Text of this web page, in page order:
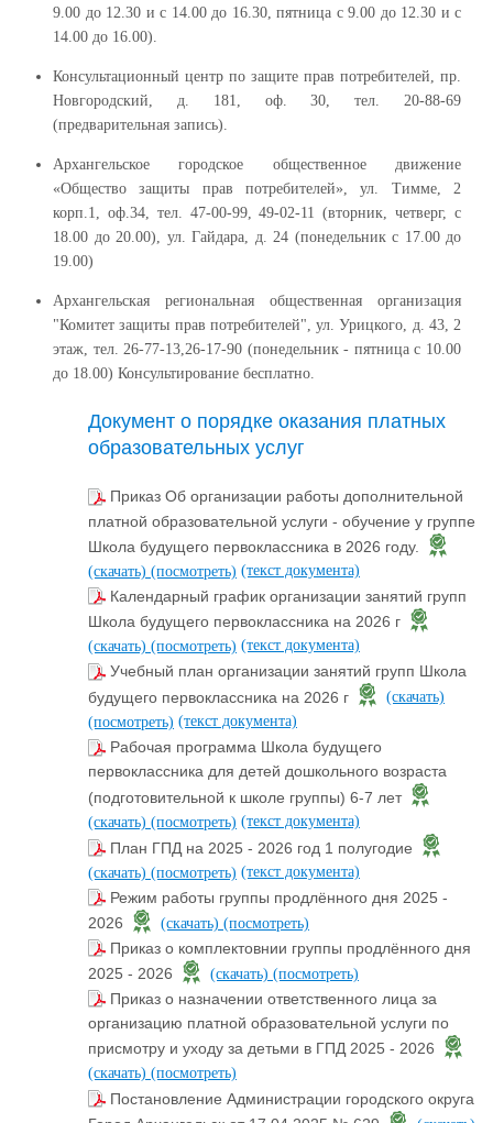
9.00 до 12.30 и с 14.00 до 16.30, пятница с 9.00 до 12.30 и с
14.00 до 16.00).
Консультационный центр по защите прав потребителей, пр.
Новгородский, д. 181, оф. 30, тел. 20-88-69
(предварительная запись).
Архангельское городское общественное движение
«Общество защиты прав потребителей», ул. Тимме, 2
корп.1, оф.34, тел. 47-00-99, 49-02-11 (вторник, четверг, с
18.00 до 20.00), ул. Гайдара, д. 24 (понедельник с 17.00 до
19.00)
Архангельская региональная общественная организация
"Комитет защиты прав потребителей", ул. Урицкого, д. 43, 2
этаж, тел. 26-77-13,26-17-90 (понедельник - пятница с 10.00
до 18.00) Консультирование бесплатно.
Документ о порядке оказания платных
образовательных услуг
Приказ Об организации работы дополнительной
платной образовательной услуги - обучение у группе
Школа будущего первоклассника в 2026 году.
(скачать) (посмотреть) (текст документа)
Календарный график организации занятий групп
Школа будущего первоклассника на 2026 г
(скачать) (посмотреть) (текст документа)
Учебный план организации занятий групп Школа
будущего первоклассника на 2026 г
(скачать)
(посмотреть) (текст документа)
Рабочая программа Школа будущего
первоклассника для детей дошкольного возраста
(подготовительной к школе группы) 6-7 лет
(скачать) (посмотреть) (текст документа)
План ГПД на 2025 - 2026 год 1 полугодие
(скачать) (посмотреть) (текст документа)
Режим работы группы продлённого дня 2025 -
2026
(скачать) (посмотреть)
Приказ о комплектовнии группы продлённого дня
2025 - 2026
(скачать) (посмотреть)
Приказ о назначении ответственного лица за
организацию платной образовательной услуги по
присмотру и уходу за детьми в ГПД 2025 - 2026
(скачать) (посмотреть)
Постановление Администрации городского округа